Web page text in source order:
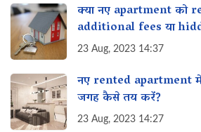
क्या नए apartment को
additional fees या
23 Aug, 2023 14:37
नए rented apartment
जगह कैसे तय करें?
23 Aug, 2023 14:27